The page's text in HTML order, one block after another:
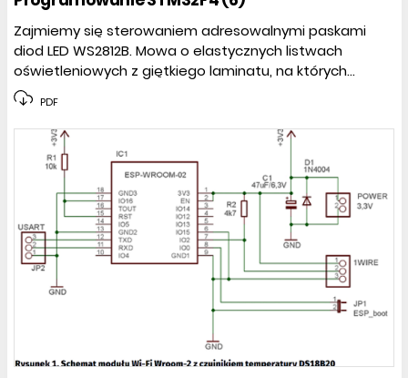
Zajmiemy się sterowaniem adresowalnymi paskami
diod LED WS2812B. Mowa o elastycznych listwach
oświetleniowych z giętkiego laminatu, na których...
PDF